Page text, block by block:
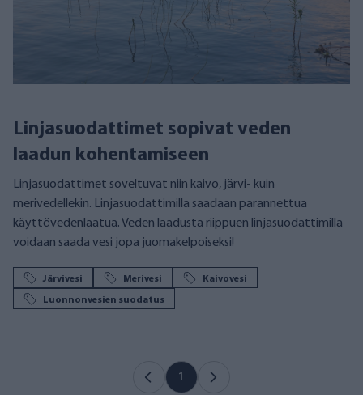
Linjasuodattimet sopivat veden
laadun kohentamiseen
Linjasuodattimet soveltuvat niin kaivo, järvi- kuin
merivedellekin. Linjasuodattimilla saadaan parannettua
käyttövedenlaatua. Veden laadusta riippuen linjasuodattimilla
voidaan saada vesi jopa juomakelpoiseksi!
Järvivesi Merivesi Kaivovesi
Luonnonvesien suodatus
1